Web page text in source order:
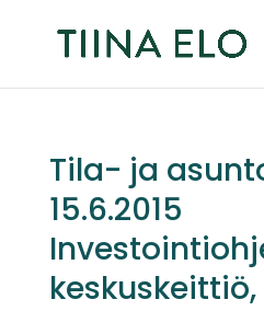
Tila- ja
15.6.2015